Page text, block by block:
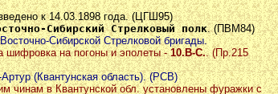
к 14.03.1898 года. (ЦГШ95)
Сибирский Стрелковый полк. (ПВМ84)
Сибирской Стрелковой бригады.
шифровка на погоны и эполеты -10.В-С.. (Пр.215
(Квантунская область). (РСВ)
чинам в Квантунской обл. установлены фуражки с